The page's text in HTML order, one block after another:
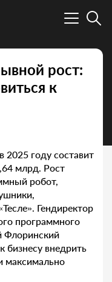
рост:
к
2025 году составит
млрд. Рост
робот,
Гендиректор
программного
Флоринский
бизнесу внедрить
максимально